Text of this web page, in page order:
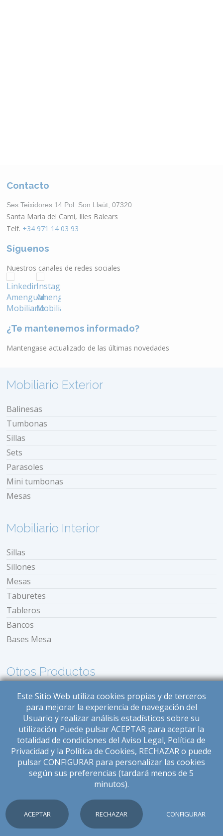
Contacto
Ses Teixidores 14 Pol. Son Llaüt, 07320
Santa María del Camí, Illes Balears
Telf. +34 971 14 03 93
Síguenos
Nuestros canales de redes sociales
¿Te mantenemos informado?
Mantengase actualizado de las últimas novedades
Mobiliario Exterior
Balinesas
Tumbonas
Sillas
Sets
Parasoles
Mini tumbonas
Mesas
Mobiliario Interior
Sillas
Sillones
Mesas
Taburetes
Tableros
Bancos
Bases Mesa
Otros Productos
Balinesas
Bancos
Bases Mesas
Bases Parasoles
Cunas
Estufas
© 2026 Amengual Mobiliario. Todos los derechos reservados.
Diseñado porW34Marketing
Aviso Legal| Política de Privacidad
Este Sitio Web utiliza cookies propias y de terceros
para mejorar la experiencia de navegación del
Usuario y realizar análisis estadísticos sobre su
utilización. Puede pulsar ACEPTAR para aceptar la
totalidad de condiciones del Aviso Legal, Política de
Privacidad y la Política de Cookies, RECHAZAR o puede
pulsar CONFIGURAR para personalizar las cookies
según sus preferencias (tardará menos de 5
minutos).
ACEPTAR RECHAZAR CONFIGURAR
COOKIES